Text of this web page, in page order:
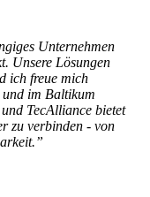
Unternehmen
Unsere Lösungen
ich freue mich
im Baltikum
TecAlliance bietet
zu verbinden - von